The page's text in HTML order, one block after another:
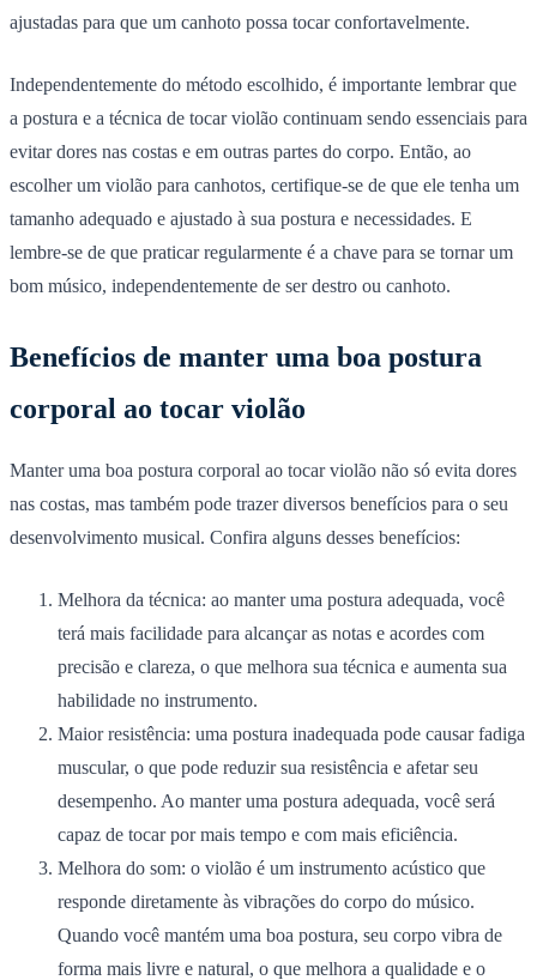
ajustadas para que um canhoto possa tocar confortavelmente.
Independentemente do método escolhido, é importante lembrar que
a postura e a técnica de tocar violão continuam sendo essenciais para
evitar dores nas costas e em outras partes do corpo. Então, ao
escolher um violão para canhotos, certifique-se de que ele tenha um
tamanho adequado e ajustado à sua postura e necessidades. E
lembre-se de que praticar regularmente é a chave para se tornar um
bom músico, independentemente de ser destro ou canhoto.
Benefícios de manter uma boa postura
corporal ao tocar violão
Manter uma boa postura corporal ao tocar violão não só evita dores
nas costas, mas também pode trazer diversos benefícios para o seu
desenvolvimento musical. Confira alguns desses benefícios:
Melhora da técnica: ao manter uma postura adequada, você
terá mais facilidade para alcançar as notas e acordes com
precisão e clareza, o que melhora sua técnica e aumenta sua
habilidade no instrumento.
Maior resistência: uma postura inadequada pode causar fadiga
muscular, o que pode reduzir sua resistência e afetar seu
desempenho. Ao manter uma postura adequada, você será
capaz de tocar por mais tempo e com mais eficiência.
Melhora do som: o violão é um instrumento acústico que
responde diretamente às vibrações do corpo do músico.
Quando você mantém uma boa postura, seu corpo vibra de
forma mais livre e natural, o que melhora a qualidade e o